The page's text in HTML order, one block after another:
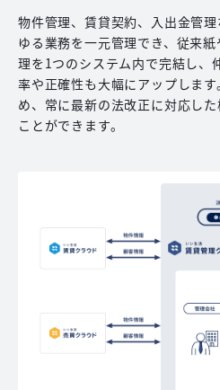
物件管理、賃貸契約、入出金管
ゆる業務を一元管理でき、従来
理を1つのシステム内で完結し、
率や正確性も大幅にアップしま
め、常に最新の法改正に対応し
ことができます。